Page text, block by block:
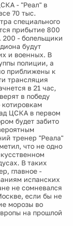
- "Реал" в
70 тыс.
специального
прибытие 800
200 - болельщики
будут
и военных. В
полиции, а
приближены к
трансляция
в 21 час,
в победу
ЦСКА в первом
будет забито
тренер "Реала"
что не одно
В таких
главное -
испанских
не сомневался
если бы не
морозы во
на прошлой